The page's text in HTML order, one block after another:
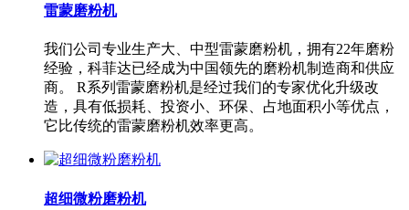
雷蒙磨粉机
我们公司专业生产大、中型雷蒙磨粉机，拥有22年磨粉
经验，科菲达已经成为中国领先的磨粉机制造商和供应
商。 R系列雷蒙磨粉机是经过我们的专家优化升级改
造，具有低损耗、投资小、环保、占地面积小等优点，
它比传统的雷蒙磨粉机效率更高。
超细微粉磨粉机